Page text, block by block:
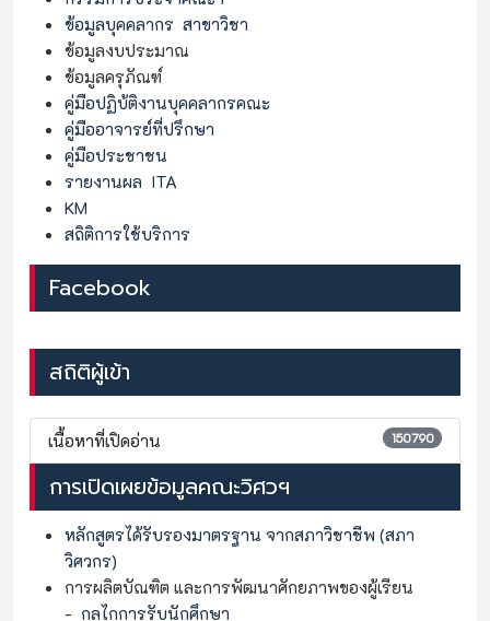
ข้อมูลบุคคลากร สาขาวิชา
ข้อมูลงบประมาณ
ข้อมูลครุภัณฑ์
คู่มือปฏิบ้ติงานบุคคลากรคณะ
คู่มืออาจารย์ที่ปรึกษา
คู่มือประชาชน
รายงานผล ITA
KM
สถิติการใช้บริการ
Facebook
สถิติผู้เข้า
เนื้อหาที่เปิดอ่าน 150790
การเปิดเผยข้อมูลคณะวิศวฯ
หลักสูตรได้รับรองมาตรฐาน จากสภาวิชาชีพ (สภา
วิศวกร)
การผลิตบัณฑิต และการพัฒนาศักยภาพของผู้เรียน
- กลไกการรับนักศึกษา